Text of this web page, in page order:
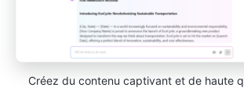
Créez du contenu captivant et de haute